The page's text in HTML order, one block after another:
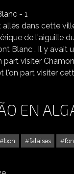
allés dans cette
de l'aiguille
Blanc . Il y avait
part visiter
l'on part visiter
EN
bon falaises